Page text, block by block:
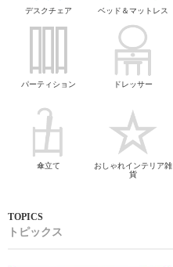
デスクチェア ベッド＆マットレス
パーティション ドレッサー
傘立て
おしゃれインテリア雑
貨
トピックス